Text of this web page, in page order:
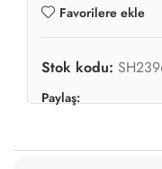
Favorilere ekle
Stok kodu:
Paylaş: